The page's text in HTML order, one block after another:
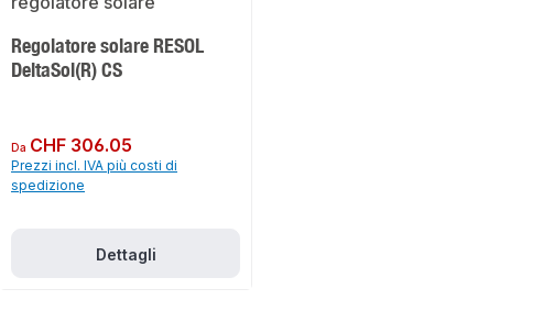
Regolatore solare RESOL
DeltaSol(R) CS
Prezzo normale:
Da CHF 306.05
Prezzi incl. IVA più costi di
spedizione
Dettagli